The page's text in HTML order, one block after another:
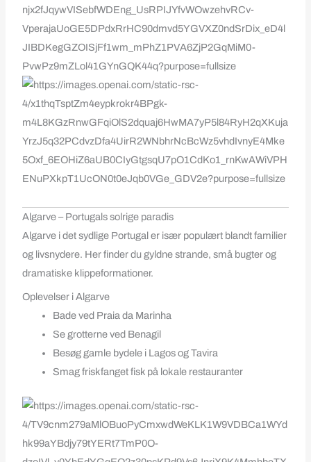
Algarve – Portugals solrige paradis
Algarve i det sydlige Portugal er især populært blandt familier
og livsnydere. Her finder du gyldne strande, små bugter og
dramatiske klippeformationer.
Oplevelser i Algarve
Bade ved Praia da Marinha
Se grotterne ved Benagil
Besøg gamle bydele i Lagos og Tavira
Smag friskfanget fisk på lokale restauranter